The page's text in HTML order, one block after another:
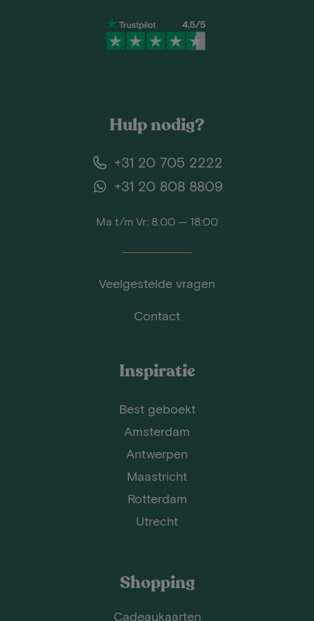
Hulp nodig?
+31 20 705 2222
+31 20 808 8809
Ma t/m Vr: 8:00 — 18:00
Veelgestelde vragen
Contact
Inspiratie
Best geboekt
Amsterdam
Antwerpen
Maastricht
Rotterdam
Utrecht
Shopping
Cadeaukaarten